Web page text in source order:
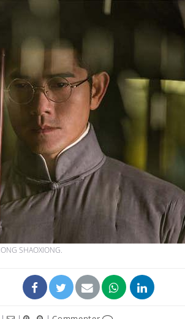
SHAOXIONG.
Pourquoi votre ventre
gâche-t-il les premiers
jours de vos vacances ?
Fortes chaleurs :
pourquoi le risque de
noyade grimpe-t-il ?
Le Viagra pourrait-il
freiner la propagation du